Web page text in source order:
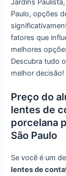
Paulo, opções
fatores que
melhores
Descubra tudo
melhor decisão!
Preço do
lentes de
porcelana
São Paulo
Se você é um
lentes de